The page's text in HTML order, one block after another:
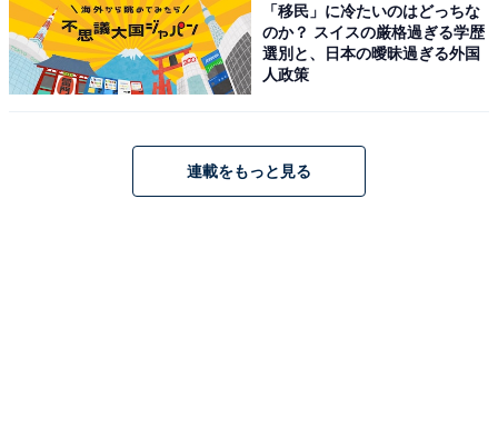
圧巻で必ず足を運びたいスポット。
昼はウォータープラザで毎時0分から5分ほど噴水ショー
真っ白になり迫力があると人気。夜には個性ある建物が
ライトアップされる様が美しく、日中とは違う魅力に包
「移民」に冷たいのはどっちな
のか？ スイスの厳格過ぎる学歴
選別と、日本の曖昧過ぎる外国
人政策
連載をもっと見る